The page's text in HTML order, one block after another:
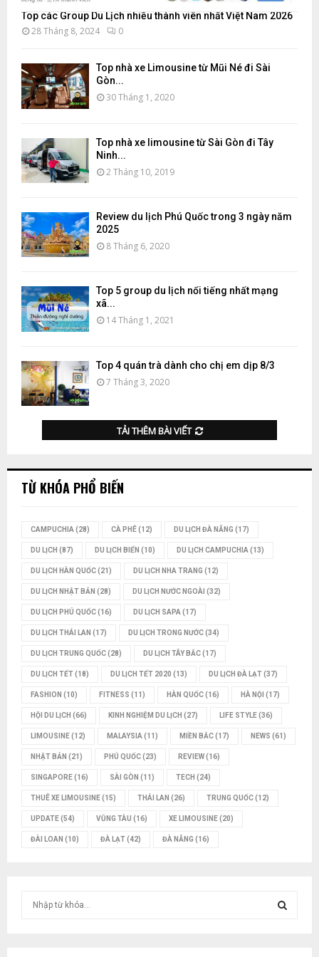
Top các Group Du Lịch nhiều thành viên nhất Việt Nam 2026
28 Tháng 8, 2024 0
Top nhà xe Limousine từ Mũi Né đi Sài
Gòn...
30 Tháng 1, 2020
Top nhà xe limousine từ Sài Gòn đi Tây
Ninh...
2 Tháng 10, 2019
Review du lịch Phú Quốc trong 3 ngày năm
2025
8 Tháng 6, 2020
Top 5 group du lịch nổi tiếng nhất mạng
xã...
14 Tháng 1, 2021
Top 4 quán trà dành cho chị em dịp 8/3
7 Tháng 3, 2020
TẢI THÊM BÀI VIẾT
TỪ KHÓA PHỔ BIẾN
CAMPUCHIA (28) CÀ PHÊ(12) DU LỊCH ĐÀ NẴNG (17)
DU LỊCH (87) DU LỊCH BIỂN (10) DU LỊCH CAMPUCHIA (13)
DU LỊCH HÀN QUỐC(21) DU LỊCH NHA TRANG (12)
DU LỊCH NHẬT BẢN (28) DU LỊCH NƯỚC NGOÀI (32)
DU LỊCH PHÚ QUỐC(16) DU LỊCH SAPA (17)
DU LỊCH THÁI LAN (17) DU LỊCH TRONG NƯỚC(34)
DU LỊCH TRUNG QUỐC(28) DU LỊCH TÂY BẮC(17)
DU LỊCH TẾT(18) DU LỊCH TẾT 2020 (13) DU LỊCH ĐÀ LẠT(37)
FASHION (10) FITNESS (11) HÀN QUỐC(16) HÀ NỘI (17)
HỘI DU LỊCH (66) KINH NGHIỆM DU LỊCH (27) LIFE STYLE(36)
LIMOUSINE(12) MALAYSIA (11) MIỀN BẮC(17) NEWS (61)
NHẬT BẢN (21) PHÚ QUỐC(23) REVIEW(16)
SINGAPORE(16) SÀI GÒN (11) TECH (24)
THUÊ XE LIMOUSINE(15) THÁI LAN (26) TRUNG QUỐC(12)
UPDATE(54) VŨNG TÀU (16) XE LIMOUSINE(20)
ĐÀI LOAN (10) ĐÀ LẠT(42) ĐÀ NẴNG (16)